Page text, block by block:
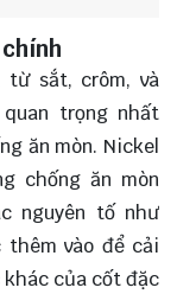
từ sắt, crôm, và
trọng nhất
ăn mòn. Nickel
chống ăn mòn
nguyên tố như
thêm vào để cải
của cốt đặc